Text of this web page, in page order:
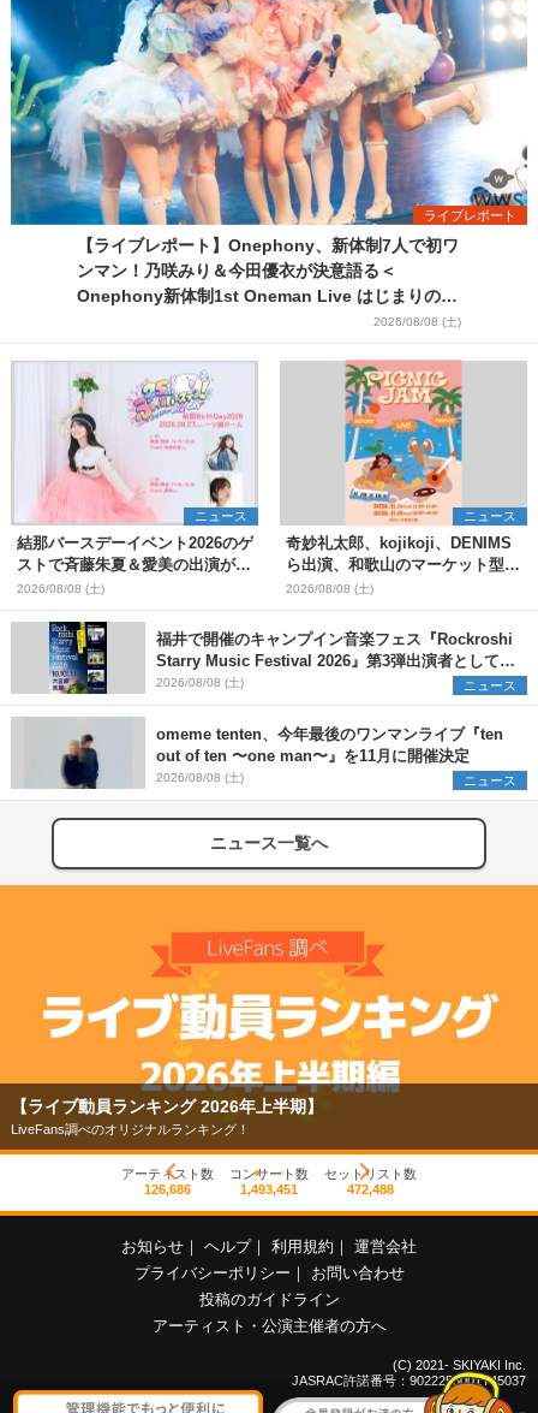
ライブレポート
【ライブレポート】Onephony、新体制7人で初ワ
ンマン！乃咲みり＆今田優衣が決意語る＜
Onephony新体制1st Oneman Live はじまりの夏
2026/08/08 (土)
ニュース
結那バースデーイベント2026のゲ
ストで斉藤朱夏＆愛美の出演が決
定
2026/08/08 (土)
ニュース
奇妙礼太郎、kojikoji、DENIMS
ら出演、和歌山のマーケット型野
外イベント『PICNIC JAM
2026』早割チケット発売開始
2026/08/08 (土)
福井で開催のキャンプイン音楽フェス『Rockroshi
Starry Music Festival 2026』第3弾出演者として
SCOOBIE DO、かりゆし58、Reiを発表
2026/08/08 (土) ニュース
omeme tenten、今年最後のワンマンライブ『ten
out of ten 〜one man〜』を11月に開催決定
2026/08/08 (土) ニュース
ニュース一覧へ
【ライブ動員ランキング 2026年上半期】
LiveFans調べのオリジナルランキング！
アーティスト数
126,686
コンサート数
1,493,451
セットリスト数
472,488
お知らせ ヘルプ 利用規約
運営会社
プライバシーポリシー
お問い合わせ
投稿のガイドライン
アーティスト・公演主催者の方へ
(C) 2021- SKIYAKI Inc.
JASRAC許諾番号：9022255001Y45037